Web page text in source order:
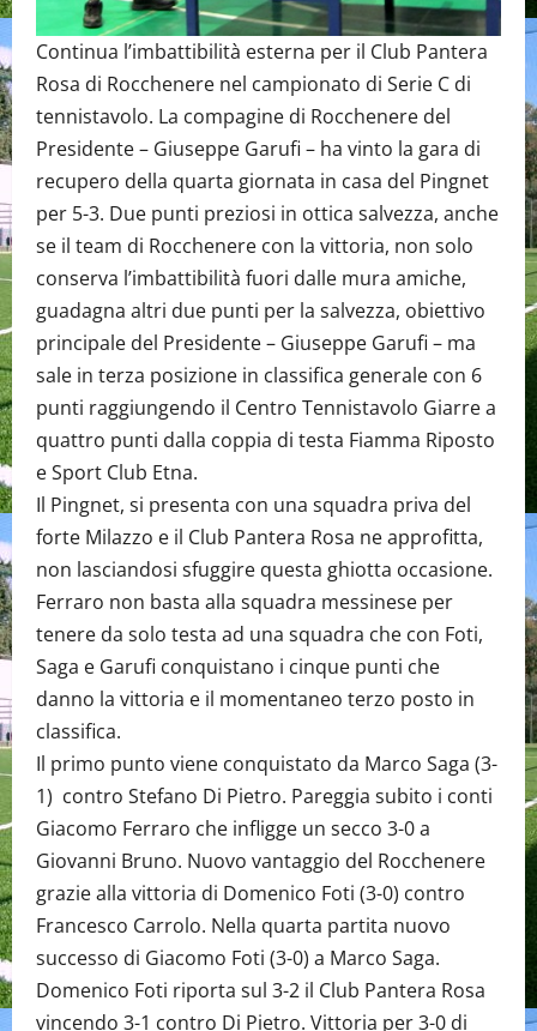
Continua l’imbattibilità esterna per il Club Pantera
Rosa di Rocchenere nel campionato di Serie C di
tennistavolo. La compagine di Rocchenere del
Presidente – Giuseppe Garufi – ha vinto la gara di
recupero della quarta giornata in casa del Pingnet
per 5-3. Due punti preziosi in ottica salvezza, anche
se il team di Rocchenere con la vittoria, non solo
conserva l’imbattibilità fuori dalle mura amiche,
guadagna altri due punti per la salvezza, obiettivo
principale del Presidente – Giuseppe Garufi – ma
sale in terza posizione in classifica generale con 6
punti raggiungendo il Centro Tennistavolo Giarre a
quattro punti dalla coppia di testa Fiamma Riposto
e Sport Club Etna.
Il Pingnet, si presenta con una squadra priva del
forte Milazzo e il Club Pantera Rosa ne approfitta,
non lasciandosi sfuggire questa ghiotta occasione.
Ferraro non basta alla squadra messinese per
tenere da solo testa ad una squadra che con Foti,
Saga e Garufi conquistano i cinque punti che
danno la vittoria e il momentaneo terzo posto in
classifica.
Il primo punto viene conquistato da Marco Saga (3-
1) contro Stefano Di Pietro. Pareggia subito i conti
Giacomo Ferraro che infligge un secco 3-0 a
Giovanni Bruno. Nuovo vantaggio del Rocchenere
grazie alla vittoria di Domenico Foti (3-0) contro
Francesco Carrolo. Nella quarta partita nuovo
successo di Giacomo Foti (3-0) a Marco Saga.
Domenico Foti riporta sul 3-2 il Club Pantera Rosa
vincendo 3-1 contro Di Pietro. Vittoria per 3-0 di